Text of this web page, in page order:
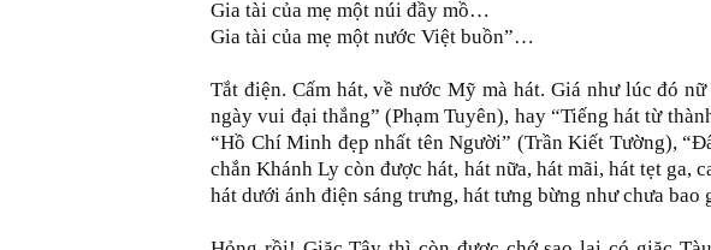
Gia tài của mẹ một núi đầу mồ…
Gia tài của mẹ một nước Việt buồn”…
Tắt điện. Cấm hát, về nước Mỹ mà hát. Giá như lúc đó
ngày vui đại thắng” (Phạm Tuyên), hay “Tiếng hát từ
“Hồ Chí Minh đẹp nhất tên Người” (Trần Kiết Tường),
chắn Khánh Ly còn được hát, hát nữa, hát mãi, hát tẹt ga,
hát dưới ánh điện sáng trưng, hát tưng bừng như chưa bao